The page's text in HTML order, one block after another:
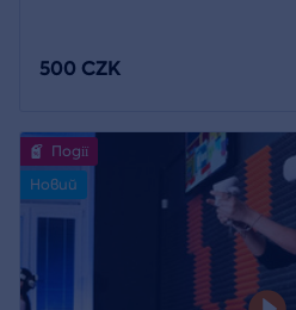
500 CZK
Події
Новий